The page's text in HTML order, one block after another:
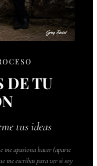
DE TU
tus ideas
me apasiona hacer (aparte
me escribas para ver si soy